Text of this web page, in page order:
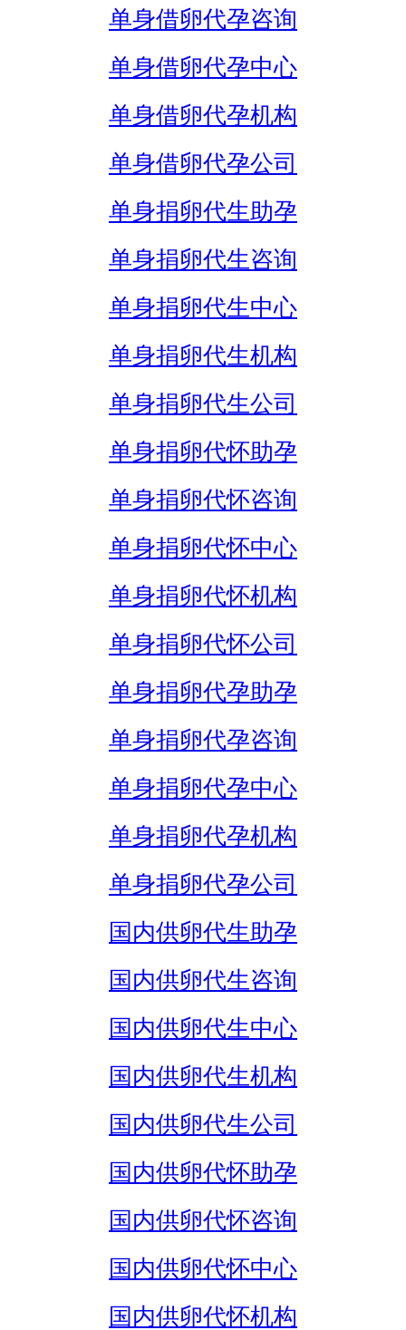
单身借卵代孕咨询
单身借卵代孕中心
单身借卵代孕机构
单身借卵代孕公司
单身捐卵代生助孕
单身捐卵代生咨询
单身捐卵代生中心
单身捐卵代生机构
单身捐卵代生公司
单身捐卵代怀助孕
单身捐卵代怀咨询
单身捐卵代怀中心
单身捐卵代怀机构
单身捐卵代怀公司
单身捐卵代孕助孕
单身捐卵代孕咨询
单身捐卵代孕中心
单身捐卵代孕机构
单身捐卵代孕公司
国内供卵代生助孕
国内供卵代生咨询
国内供卵代生中心
国内供卵代生机构
国内供卵代生公司
国内供卵代怀助孕
国内供卵代怀咨询
国内供卵代怀中心
国内供卵代怀机构